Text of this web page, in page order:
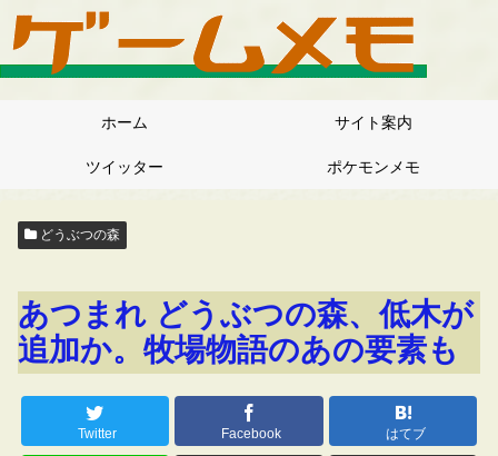
ホーム サイト案内
ツイッター ポケモンメモ
どうぶつの森
あつまれ どうぶつの森、低木が
追加か。牧場物語のあの要素も
Twitter Facebook はてブ